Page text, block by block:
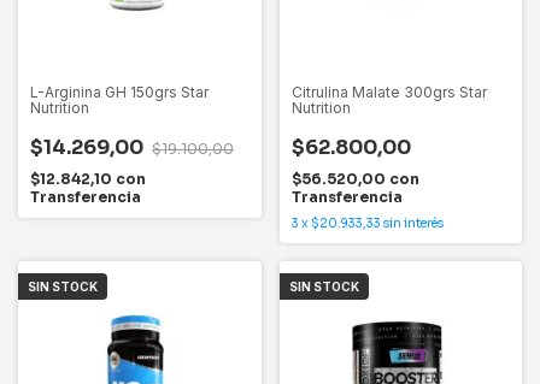
L-Arginina GH 150grs Star
Nutrition
$14.269,00 $19.100,00
$12.842,10 con
Transferencia
Citrulina Malate 300grs Star
Nutrition
$62.800,00
$56.520,00 con
Transferencia
3 x $20.933,33 sin interés
SIN STOCK SIN STOCK